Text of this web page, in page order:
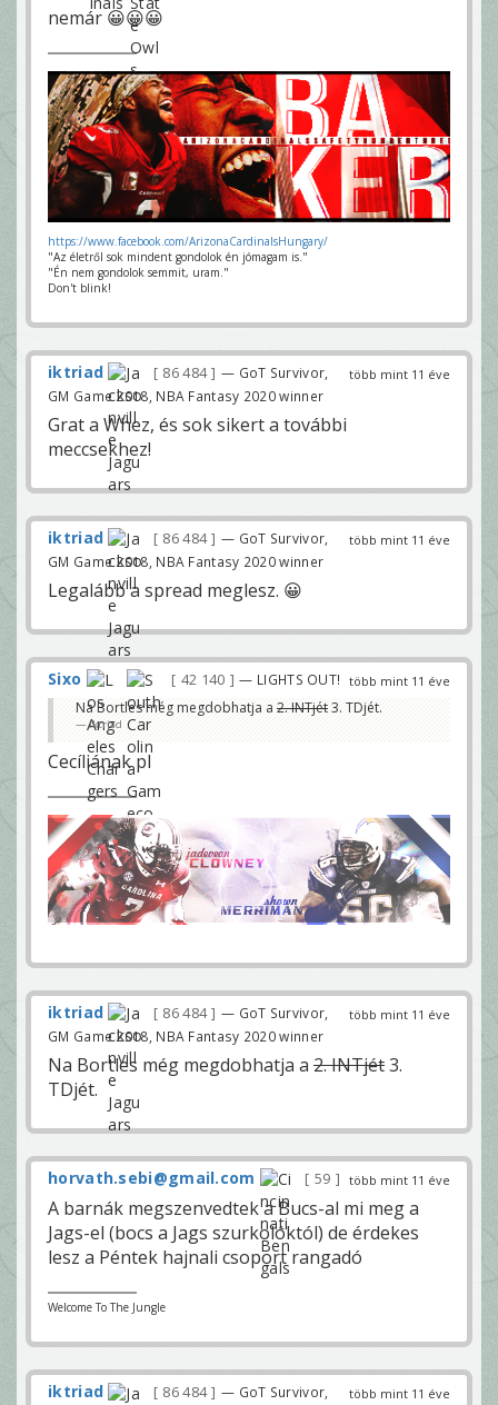
nemár 😀😀😀
https://www.facebook.com/ArizonaCardinalsHungary/
"Az életről sok mindent gondolok én jómagam is."
"Én nem gondolok semmit, uram."
Don't blink!
több mint 11 éve
iktriad 86 484
— GoT Survivor,
GM Game 2018, NBA Fantasy 2020 winner
Grat a Whez, és sok sikert a további
meccsekhez!
több mint 11 éve
iktriad 86 484
— GoT Survivor,
GM Game 2018, NBA Fantasy 2020 winner
Legalább a spread meglesz. 😀
több mint 11 éve
Sixo 42 140 — LIGHTS OUT!
Na Bortles még megdobhatja a 2. INTjét3. TDjét.
iktriad
Cecíliának pl
több mint 11 éve
iktriad 86 484
— GoT Survivor,
GM Game 2018, NBA Fantasy 2020 winner
Na Bortles még megdobhatja a 2. INTjét3.
TDjét.
több mint 11 éve
horvath.sebi@gmail.com 59
A barnák megszenvedtek a Bucs-al mi meg a
Jags-el (bocs a Jags szurkolóktól) de érdekes
lesz a Péntek hajnali csoport rangadó
Welcome To The Jungle
több mint 11 éve
iktriad 86 484
— GoT Survivor,